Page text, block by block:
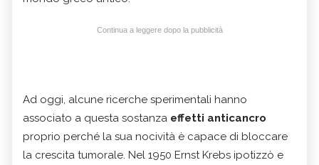
Continua a leggere dopo la pubblicità
Ad oggi, alcune ricerche sperimentali hanno
associato a questa sostanza effetti anticancro
proprio perché la sua nocività è capace di bloccare
la crescita tumorale. Nel 1950 Ernst Krebs ipotizzò e